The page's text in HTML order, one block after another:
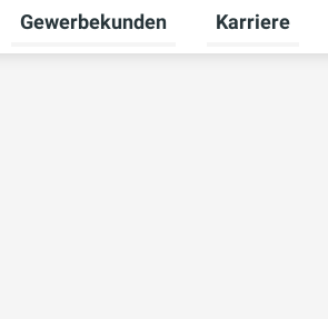
umschalten
Untermenü für Privatkunden
Gewerbekunden
Untermenü
Karriere